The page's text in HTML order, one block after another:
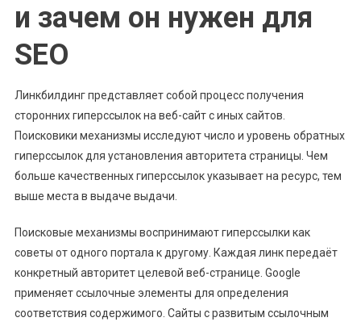
и зачем он нужен для
SEO
Линкбилдинг представляет собой процесс получения
сторонних гиперссылок на веб-сайт с иных сайтов.
Поисковики механизмы исследуют число и уровень обратных
гиперссылок для установления авторитета страницы. Чем
больше качественных гиперссылок указывает на ресурс, тем
выше места в выдаче выдачи.
Поисковые механизмы воспринимают гиперссылки как
советы от одного портала к другому. Каждая линк передаёт
конкретный авторитет целевой веб-странице. Google
применяет ссылочные элементы для определения
соответствия содержимого. Сайты с развитым ссылочным